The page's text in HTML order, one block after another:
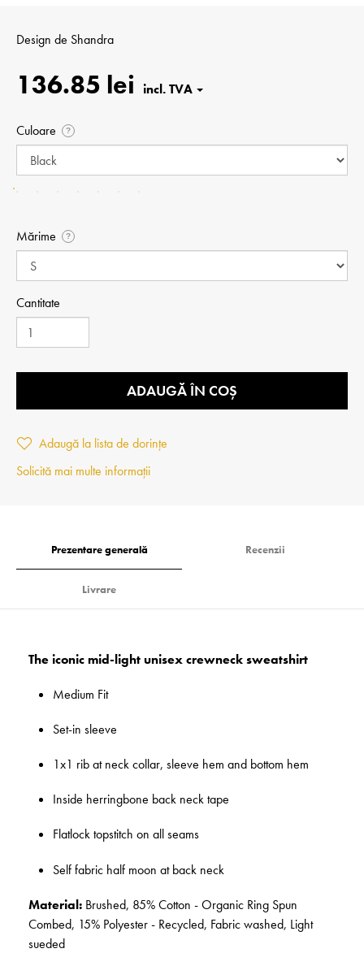
Design de Shandra
136.85 lei
Culoare ?
Mărime ?
Cantitate
ADAUGĂ ÎN COȘ
Adaugă la lista de dorințe
Solicită mai multe informații
Prezentare generală Recenzii
Livrare
The iconic mid-light unisex crewneck sweatshirt
Medium Fit
Set-in sleeve
1x1 rib at neck collar, sleeve hem and bottom hem
Inside herringbone back neck tape
Flatlock topstitch on all seams
Self fabric half moon at back neck
Material: Brushed, 85% Cotton - Organic Ring Spun
Combed, 15% Polyester - Recycled, Fabric washed, Light
sueded